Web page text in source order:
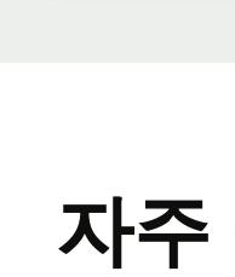
자주